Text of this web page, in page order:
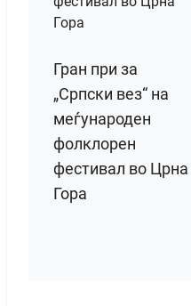
Гран при за
„Српски вез“ на
меѓународен
фолклорен
фестивал во Црна
Гора